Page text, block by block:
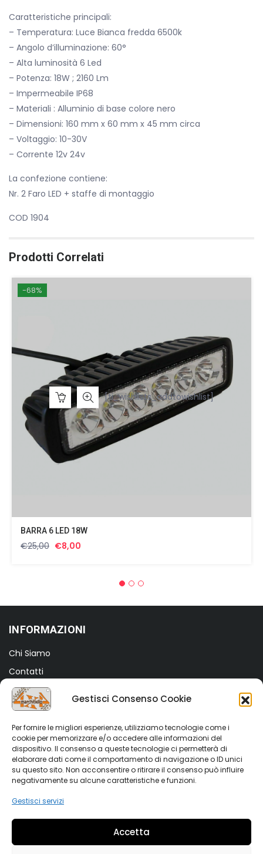
Gestisci Consenso Cookie
Per fornire le migliori esperienze, utilizziamo tecnologie come i
cookie per memorizzare e/o accedere alle informazioni del
dispositivo. Il consenso a queste tecnologie ci permetterà di
elaborare dati come il comportamento di navigazione o ID unici
su questo sito. Non acconsentire o ritirare il consenso può influire
negativamente su alcune caratteristiche e funzioni.
Gestisci servizi
Accetta
Caratteristiche principali:
– Temperatura: Luce Bianca fredda 6500k
– Angolo d’illuminazione: 60°
– Alta luminosità 6 Led
– Potenza: 18W ; 2160 Lm
– Impermeabile IP68
– Materiali : Alluminio di base colore nero
– Dimensioni: 160 mm x 60 mm x 45 mm circa
– Voltaggio: 10-30V
– Corrente 12v 24v
La confezione contiene:
Nr. 2 Faro LED + staffe di montaggio
COD 1904
Prodotti Correlati
-68%
[ti_wishlists_addtowishlist]
BARRA 6 LED 18W
€25,00 Il€8,00
INFORMAZIONI
Chi Siamo
Contatti
Termini e Condizioni
Privacy Policy
Cookie Policy (UE)
SHOP
Shop
My account
Wishlist